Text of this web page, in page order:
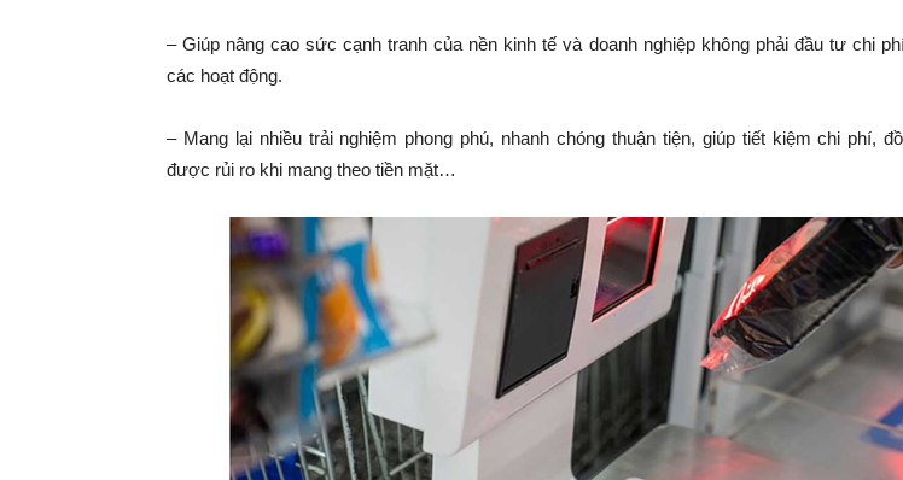
– Giúp nâng cao sức cạnh tranh của nền kinh tế và doanh nghiệp không phải đầu tư chi
các hoạt động.
– Mang lại nhiều trải nghiệm phong phú, nhanh chóng thuận tiện, giúp tiết kiệm chi phí,
được rủi ro khi mang theo tiền mặt…